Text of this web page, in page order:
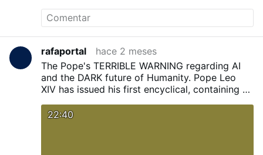
Enzyklika veröffentlicht, die eine
schockierende Warnung vor der Künstlichen
Intelligenz und den Gefahren enthält, die diese
mit sich bringen könnte.
rafaportal
hace 2 meses
The Pope's TERRIBLE WARNING regarding AI
and the DARK future of Humanity. Pope Leo
XIV has issued his first encyclical, containing a
and the dangers it may bring.
22:40